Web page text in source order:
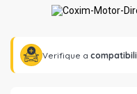
Verifique a